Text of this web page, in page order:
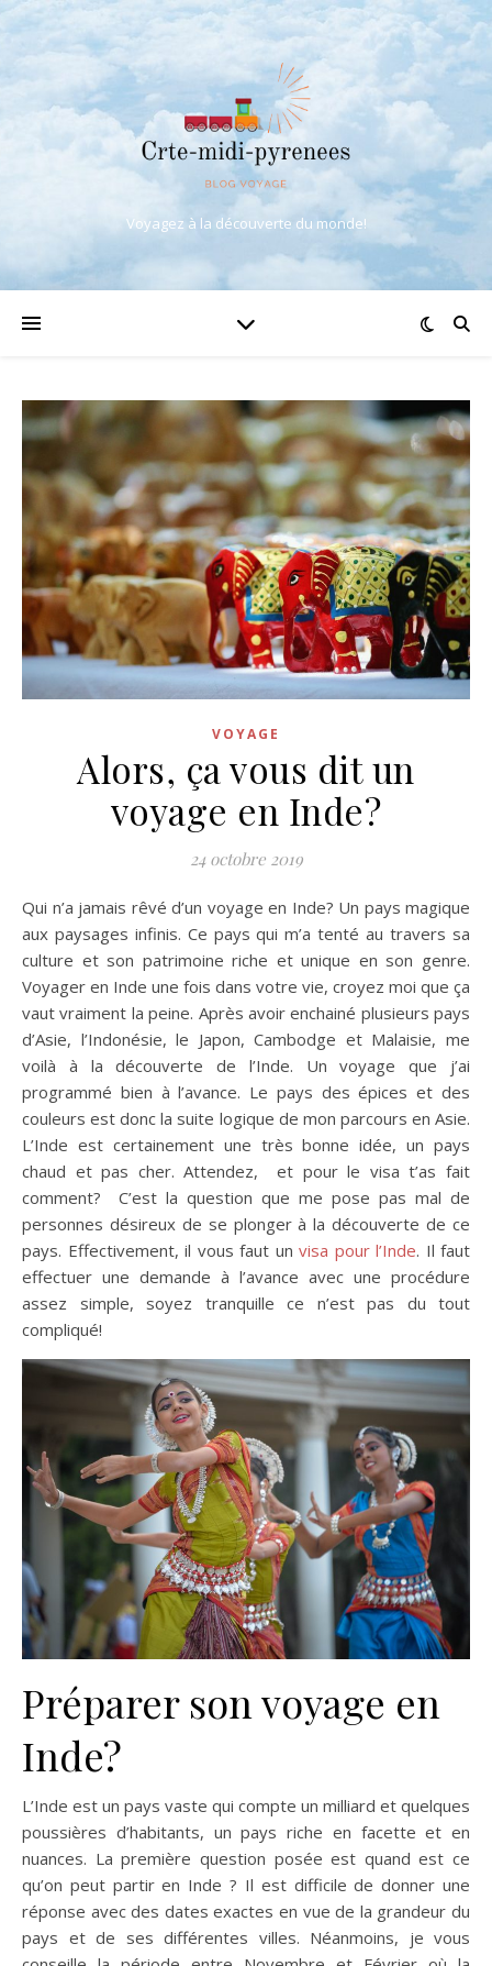
Voyagez à la découverte du monde!
VOYAGE
Alors, ça vous dit un
voyage en Inde?
24 octobre 2019
Qui n’a jamais rêvé d’un voyage en Inde? Un pays magique
aux paysages infinis. Ce pays qui m’a tenté au travers sa
culture et son patrimoine riche et unique en son genre.
Voyager en Inde une fois dans votre vie, croyez moi que ça
vaut vraiment la peine. Après avoir enchainé plusieurs pays
d’Asie, l’Indonésie, le Japon, Cambodge et Malaisie, me
voilà à la découverte de l’Inde. Un voyage que j’ai
programmé bien à l’avance. Le pays des épices et des
couleurs est donc la suite logique de mon parcours en Asie.
L’Inde est certainement une très bonne idée, un pays
chaud et pas cher. Attendez, et pour le visa t’as fait
comment? C’est la question que me pose pas mal de
personnes désireux de se plonger à la découverte de ce
pays. Effectivement, il vous faut un visa pour l’Inde. Il faut
effectuer une demande à l’avance avec une procédure
assez simple, soyez tranquille ce n’est pas du tout
compliqué!
Préparer son voyage en
Inde?
L’Inde est un pays vaste qui compte un milliard et quelques
poussières d’habitants, un pays riche en facette et en
nuances. La première question posée est quand est ce
qu’on peut partir en Inde ? Il est difficile de donner une
réponse avec des dates exactes en vue de la grandeur du
pays et de ses différentes villes. Néanmoins, je vous